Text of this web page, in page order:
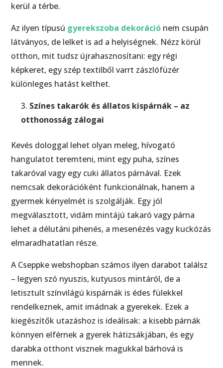
kerül a térbe.
Az ilyen típusú gyerekszoba dekoráció nem csupán
látványos, de lelket is ad a helyiségnek. Nézz körül
otthon, mit tudsz újrahasznosítani: egy régi
képkeret, egy szép textilből varrt zászlófüzér
különleges hatást kelthet.
Színes takarók és állatos kispárnák – az
otthonosság zálogai
Kevés dologgal lehet olyan meleg, hívogató
hangulatot teremteni, mint egy puha, színes
takaróval vagy egy cuki állatos párnával. Ezek
nemcsak dekorációként funkcionálnak, hanem a
gyermek kényelmét is szolgálják. Egy jól
megválasztott, vidám mintájú takaró vagy párna
lehet a délutáni pihenés, a mesenézés vagy kuckózás
elmaradhatatlan része.
A Cseppke webshopban számos ilyen darabot találsz
– legyen szó nyuszis, kutyusos mintáról, de a
letisztult színvilágú kispárnák is édes fülekkel
rendelkeznek, amit imádnak a gyerekek. Ezek a
kiegészítők utazáshoz is ideálisak: a kisebb párnák
könnyen elférnek a gyerek hátizsákjában, és egy
darabka otthont visznek magukkal bárhová is
mennek.